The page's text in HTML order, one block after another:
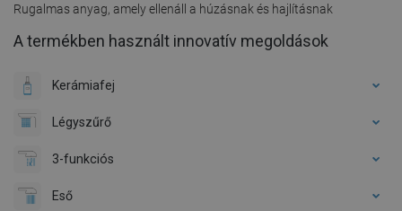
Rugalmas anyag, amely ellenáll a húzásnak és hajlításnak
A termékben használt innovatív megoldások
Kerámiafej
Légyszűrő
3-funkciós
Eső